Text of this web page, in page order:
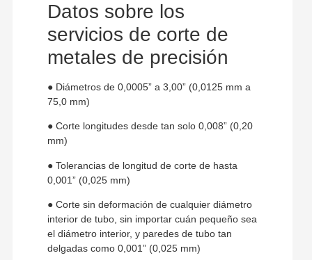
Datos sobre los
servicios de corte de
metales de precisión
● Diámetros de 0,0005” a 3,00” (0,0125 mm a
75,0 mm)
● Corte longitudes desde tan solo 0,008” (0,20
mm)
● Tolerancias de longitud de corte de hasta
0,001” (0,025 mm)
● Corte sin deformación de cualquier diámetro
interior de tubo, sin importar cuán pequeño sea
el diámetro interior, y paredes de tubo tan
delgadas como 0,001” (0,025 mm)